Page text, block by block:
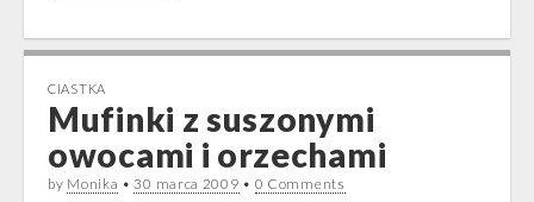
CIASTKA
Mufinki z suszonymi
owocami i orzechami
by Monika •30 marca 2009 • 0 Comments